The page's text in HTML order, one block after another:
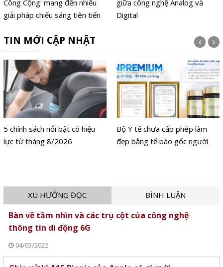
Công Cộng' mang đến nhiều
giải pháp chiếu sáng tiên tiến
giữa công nghệ Analog và
Digital
TIN MỚI CẬP NHẬT
5 chính sách nổi bật có hiệu
lực từ tháng 8/2026
Bộ Y tế chưa cấp phép làm
đẹp bằng tế bào gốc người
XU HƯỚNG ĐỌC BÌNH LUẬN
Bàn về tầm nhìn và các trụ cột của công nghệ
thông tin di động 6G
04/03/2022